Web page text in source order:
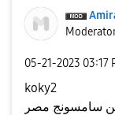
‎05-21-2023 03:17
koky2
من سامسونج مصر